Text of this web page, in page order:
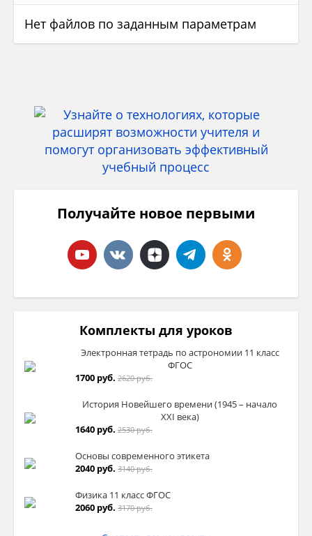
Нет файлов по заданным параметрам
Получайте новое первыми
Комплекты для уроков
Электронная тетрадь по астрономии 11 класс
ФГОС
1700 руб. 2620 руб.
История Новейшего времени (1945 – начало
XXI века)
1640 руб. 2530 руб.
Основы современного этикета
2040 руб. 3140 руб.
Физика 11 класс ФГОС
2060 руб. 3170 руб.